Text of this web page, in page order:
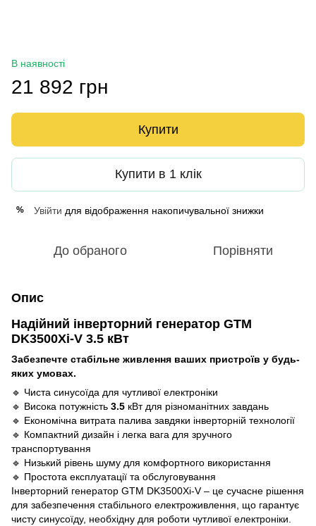
В наявності
21 892 грн
Купити
Купити в 1 клік
% Увійти для відображення накопичувальної знижки
До обраного Порівняти
Опис
Надійний інверторний генератор GTM
DK3500Xi-V 3.5 кВт
Забезпечте стабільне живлення ваших пристроїв у будь-
яких умовах.
🔹 Чиста синусоїда для чутливої електроніки
🔹 Висока потужність 3.5 кВт для різноманітних завдань
🔹 Економічна витрата палива завдяки інверторній технології
🔹 Компактний дизайн і легка вага для зручного
транспортування
🔹 Низький рівень шуму для комфортного використання
🔹 Простота експлуатації та обслуговування
Інверторний генератор GTM DK3500Xi-V – це сучасне рішення
для забезпечення стабільного електроживлення, що гарантує
чисту синусоїду, необхідну для роботи чутливої електроніки.